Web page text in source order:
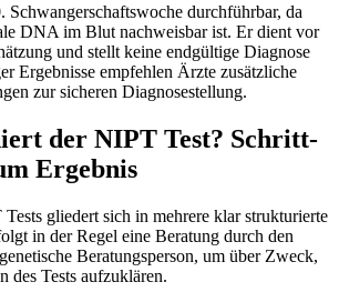
Schwangerschaftswoche durchführbar, da
DNA im Blut nachweisbar ist. Er dient vor
und stellt keine endgültige Diagnose
Ergebnisse empfehlen Ärzte zusätzliche
zur sicheren Diagnosestellung.
der NIPT Test? Schritt-
Ergebnis
gliedert sich in mehrere klar strukturierte
in der Regel eine Beratung durch den
Beratungsperson, um über Zweck,
des Tests aufzuklären.